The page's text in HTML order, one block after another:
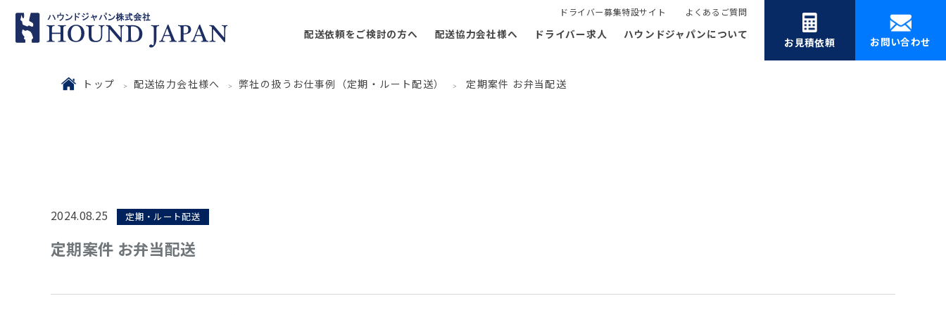
ドライバー募集特設サイト よくあるご質問
配送依頼をご検討の方へ 配送協力会社様へ ドライバー求人 ハウンドジャパンについて
お見積依頼 お問い合わせ
トップ 配送協力会社様へ 弊社の扱うお仕事例（定期・ルート配送） 定期案件 お弁当配送
2024.08.25 定期・ルート配送
定期案件 お弁当配送